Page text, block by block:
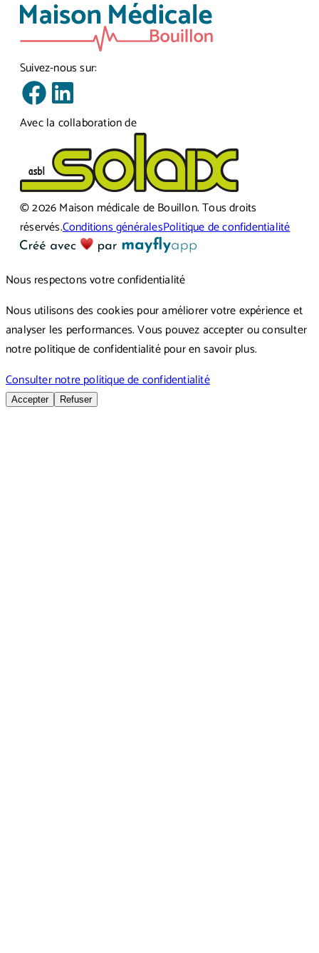
Suivez-nous sur:
Avec la collaboration de
©2026Maison médicale de Bouillon.Tous droits
réservés.Conditions généralesPolitique de confidentialité
Nous respectons votre confidentialité
Nous utilisons des cookies pour améliorer votre expérience et
analyser les performances. Vous pouvez accepter ou consulter
notre politique de confidentialité pour en savoir plus.
Consulter notre politique de confidentialité
Accepter Refuser